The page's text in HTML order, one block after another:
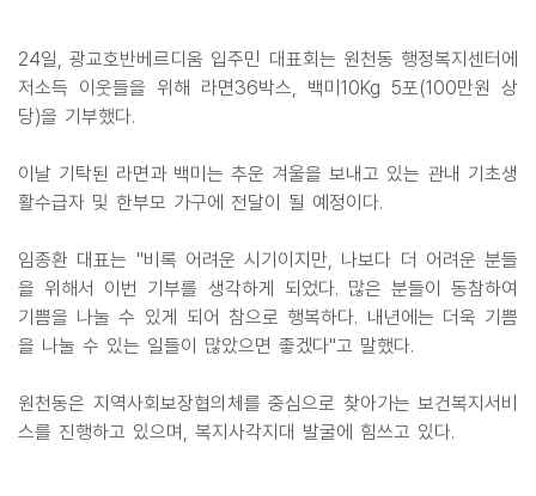
24일, 광교호반베르디움 입주민 대표회는 원천동 행정복지센터에
저소득 이웃들을 위해 라면36박스, 백미10Kg 5포(100만원 상
당)을 기부했다.
이날 기탁된 라면과 백미는 추운 겨울을 보내고 있는 관내 기초생
활수급자 및 한부모 가구에 전달이 될 예정이다.
임종환 대표는 "비록 어려운 시기이지만, 나보다 더 어려운 분들
을 위해서 이번 기부를 생각하게 되었다. 많은 분들이 동참하여
기쁨을 나눌 수 있게 되어 참으로 행복하다. 내년에는 더욱 기쁨
을 나눌 수 있는 일들이 많았으면 좋겠다"고 말했다.
원천동은 지역사회보장협의체를 중심으로 찾아가는 보건복지서비
스를 진행하고 있으며, 복지사각지대 발굴에 힘쓰고 있다.